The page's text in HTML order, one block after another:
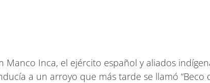
Inca, el ejército español y aliados
a un arroyo que más tarde se llamó “Beco